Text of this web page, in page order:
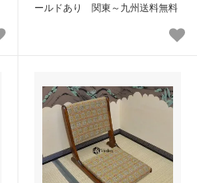
ールドあり 関東～九州送料無料